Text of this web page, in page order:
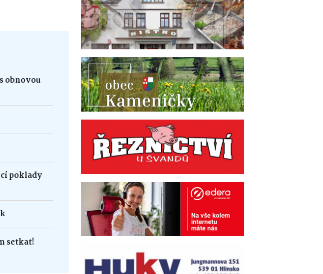
obnovou
poklady
setkat!